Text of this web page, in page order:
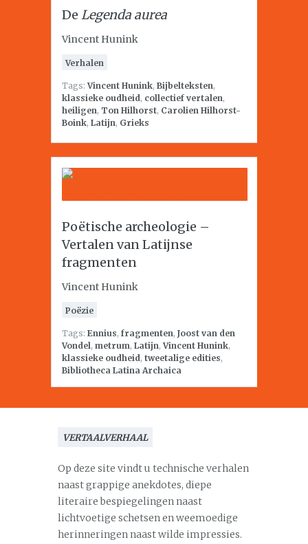
De Legenda aurea
Vincent Hunink
Verhalen
Tags:Vincent Hunink, Bijbelteksten,
klassieke oudheid, collectief vertalen,
heiligen, Ton Hilhorst, Carolien Hilhorst-
Boink, Latijn, Grieks
Poëtische archeologie –
Vertalen van Latijnse
fragmenten
Vincent Hunink
Poëzie
Tags: Ennius, fragmenten, Joost van den
Vondel, metrum, Latijn,Vincent Hunink,
klassieke oudheid, tweetalige edities,
Bibliotheca Latina Archaica
VERTAALVERHAAL
Op deze site vindt u technische verhalen
naast grappige anekdotes, diepe
literaire bespiegelingen naast
lichtvoetige schetsen en weemoedige
herinneringen naast wilde impressies.